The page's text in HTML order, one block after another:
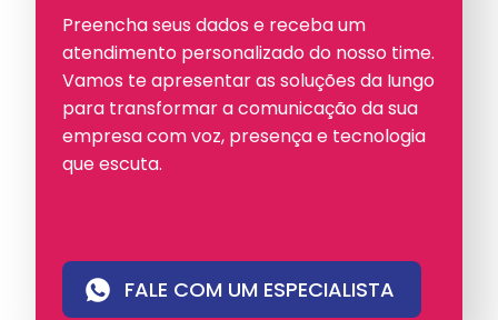
Preencha seus dados e receba um
atendimento personalizado do nosso time.
Vamos te apresentar as soluções da Iungo
para transformar a comunicação da sua
empresa com voz, presença e tecnologia
que escuta.
FALE COM UM ESPECIALISTA